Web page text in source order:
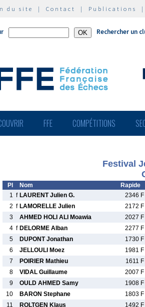
du site | Contact | Publications
Rechercher un
FFE COMPÉTITIONS
Festival
Pl Nom Rapide
1 f LAURENT Julien G. 2346 F
2 f LAMORELLE Julien 2172 F
3
AHMED HOLI ALI Moawia 2027 F
4 f DELORME Alban 2277 F
5
DUPONT Jonathan 1730 F
6
JELLOULI Moez 1981 F
7
POIRIER Mathieu 1611 F
8
VIDAL Guillaume 2007 F
9
OULD AHMED Samy 1908 F
10
BARON Stephane 1803 F
11
ROLTGEN Klaus 1492 F